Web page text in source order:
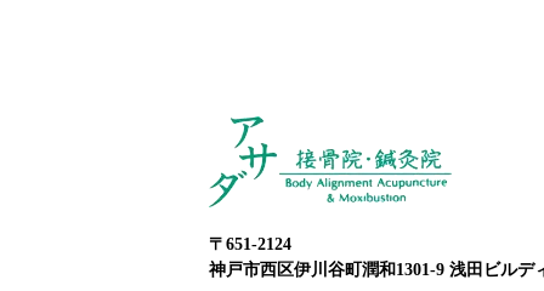
〒651-2124
神戸市西区伊川谷町潤和1301-9 浅田ビルデ